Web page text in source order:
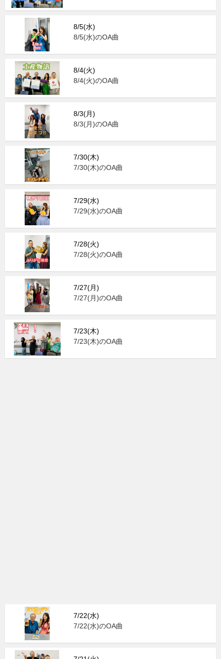
8/5(水)
8/5(水)のOA曲
8/4(火)
8/4(火)のOA曲
8/3(月)
8/3(月)のOA曲
7/30(木)
7/30(木)のOA曲
7/29(水)
7/29(水)のOA曲
7/28(火)
7/28(火)のOA曲
7/27(月)
7/27(月)のOA曲
7/23(木)
7/23(木)のOA曲
7/22(水)
7/22(水)のOA曲